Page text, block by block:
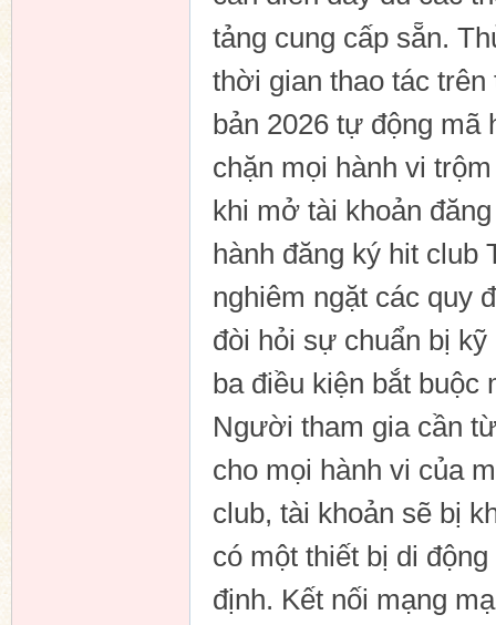
tảng cung cấp sẵn.
thời gian thao tác
bản 2026 tự động mã
chặn mọi hành vi
khi mở tài khoản
hành đăng ký hit club
nghiêm ngặt các quy
đòi hỏi sự chuẩn bị
ba điều kiện bắt
Người tham gia cần
cho mọi hành vi của
club, tài khoản sẽ bị
có một thiết bị di
định. Kết nối mạng